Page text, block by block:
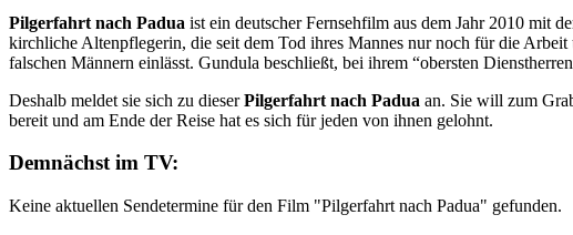
Pilgerfahrt nach Padua ist ein deutscher Fernsehfilm aus dem Jahr 2010 mit
kirchliche Altenpflegerin, die seit dem Tod ihres Mannes nur noch für die
falschen Männern einlässt. Gundula beschließt, bei ihrem “obersten
Deshalb meldet sie sich zu dieserPilgerfahrt nach Padua an. Sie will zum
bereit und am Ende der Reise hat es sich für jeden von ihnen gelohnt.
Demnächst im TV:
Keine aktuellen Sendetermine für den Film "Pilgerfahrt nach Padua" gefunden.